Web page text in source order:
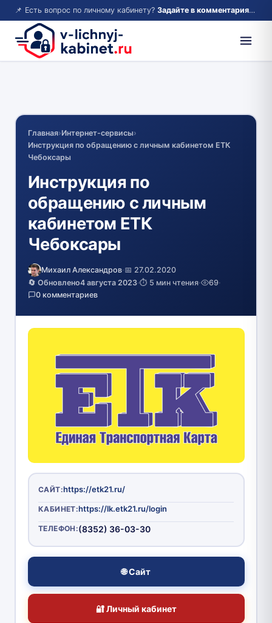
📌 Есть вопрос по личному кабинету? Задайте в комментариях — ответим!
Главная›Интернет-сервисы›
Инструкция по обращению с личным кабинетом ЕТК
Чебоксары
Инструкция по
обращению с личным
кабинетом ЕТК
Чебоксары
Михаил Александров·📅 27.02.2020
🔄 Обновлено4 августа 2023·⏱️ 5 мин чтения· 69·
0 комментариев
САЙТ:https://etk21.ru/
КАБИНЕТ:https://lk.etk21.ru/login
ТЕЛЕФОН:(8352) 36-03-30
🌐 Сайт
🔐 Личный кабинет